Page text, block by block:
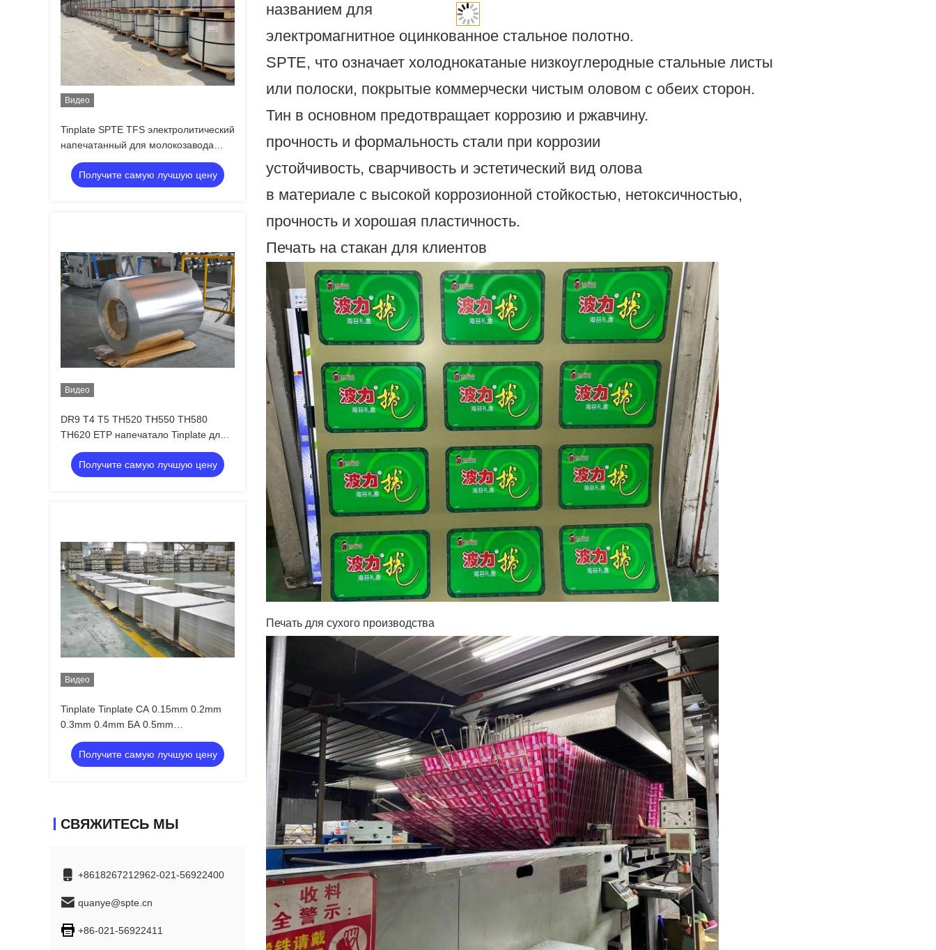
Видео
Tinplate SPTE TFS электролитический
напечатанный для молокозавода
может T550 T580 TS275 ETP
Получите самую лучшую цену
Видео
DR9 T4 T5 TH520 TH550 TH580
TH620 ETP напечатало Tinplate для
металла упаковывая SPTE TFS
Получите самую лучшую цену
Видео
Tinplate Tinplate CA 0.15mm 0.2mm
0.3mm 0.4mm БА 0.5mm
напечатанный электролитический
Получите самую лучшую цену
СВЯЖИТЕСЬ МЫ
+8618267212962-021-56922400
quanye@spte.cn
+86-021-56922411
названием для
электромагнитное оцинкованное стальное полотно.
SPTE, что означает холоднокатаные низкоуглеродные стальные листы
или полоски, покрытые коммерчески чистым оловом с обеих сторон.
Тин в основном предотвращает коррозию и ржавчину.
прочность и формальность стали при коррозии
устойчивость, сварчивость и эстетический вид олова
в материале с высокой коррозионной стойкостью, нетоксичностью,
прочность и хорошая пластичность.
Печать на стакан для клиентов
Печать для сухого производства